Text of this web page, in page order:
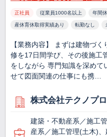
正社員 従業員1000名以上 年間
産休育休取得実績あり 転勤なし
【業務内容】 まずは建物づ
修を17日間学び、その後施工
をしながら 専門知識を深めて
せて図面関連の仕事にも携…
株式会社テクノプ
建築・不動産系／施工
産系／施工管理(土木)